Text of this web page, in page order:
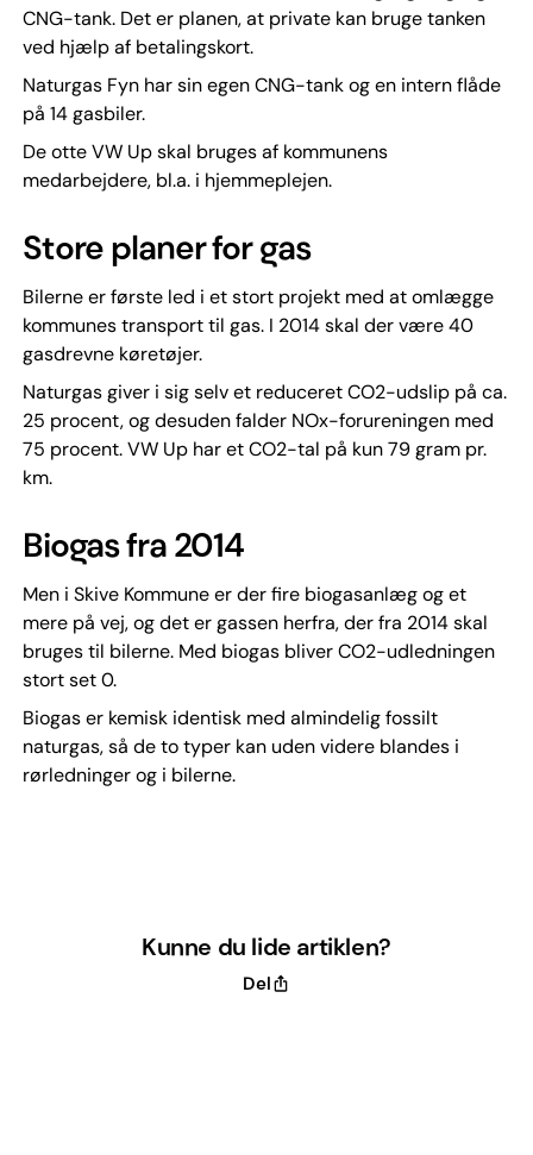
CNG-tank. Det er planen, at private kan bruge tanken
ved hjælp af betalingskort.
Naturgas Fyn har sin egen CNG-tank og en intern flåde
på 14 gasbiler.
De otte VW Up skal bruges af kommunens
medarbejdere, bl.a. i hjemmeplejen.
Store planer for gas
Bilerne er første led i et stort projekt med at omlægge
kommunes transport til gas. I 2014 skal der være 40
gasdrevne køretøjer.
Naturgas giver i sig selv et reduceret CO2-udslip på ca.
25 procent, og desuden falder NOx-forureningen med
75 procent. VW Up har et CO2-tal på kun 79 gram pr.
km.
Biogas fra 2014
Men i Skive Kommune er der fire biogasanlæg og et
mere på vej, og det er gassen herfra, der fra 2014 skal
bruges til bilerne. Med biogas bliver CO2-udledningen
stort set 0.
Biogas er kemisk identisk med almindelig fossilt
naturgas, så de to typer kan uden videre blandes i
rørledninger og i bilerne.
Kunne du lide artiklen?
Del